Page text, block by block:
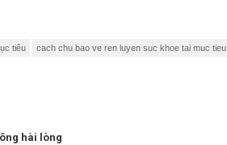
tiêu cach chu bao ve ren luyen suc khoe tai muc tieu
hài lòng